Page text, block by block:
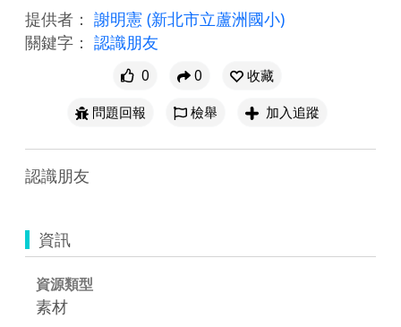
提供者： 謝明憲 (新北市立蘆洲國小)
關鍵字： 認識朋友
0 0
收藏
問題回報
檢舉 加入追蹤
認識朋友
資訊
資源類型
素材